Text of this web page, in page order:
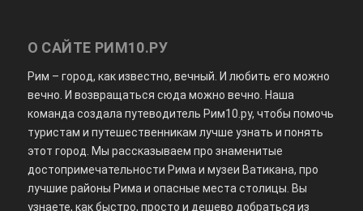
О САЙТЕ РИМ10.РУ
Рим – город, как известно, вечный. И любить его можно
вечно. И возвращаться сюда можно вечно. Наша
команда создала путеводитель Рим10.ру, чтобы помочь
туристам и путешественникам лучше узнать и понять
этот город. Мы рассказываем про знаменитые
достопримечательности Рима и музеи Ватикана, про
лучшие районы Рима и опасные места столицы. Вы
узнаете, как быстро, просто и дешево добраться из